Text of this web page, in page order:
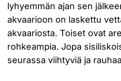
lyhyemmän ajan sen
akvaarioon on laskettu
akvaariosta. Toiset ovat
rohkeampia. Jopa
seurassa viihtyviä ja